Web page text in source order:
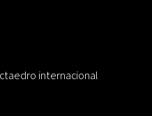
internacional